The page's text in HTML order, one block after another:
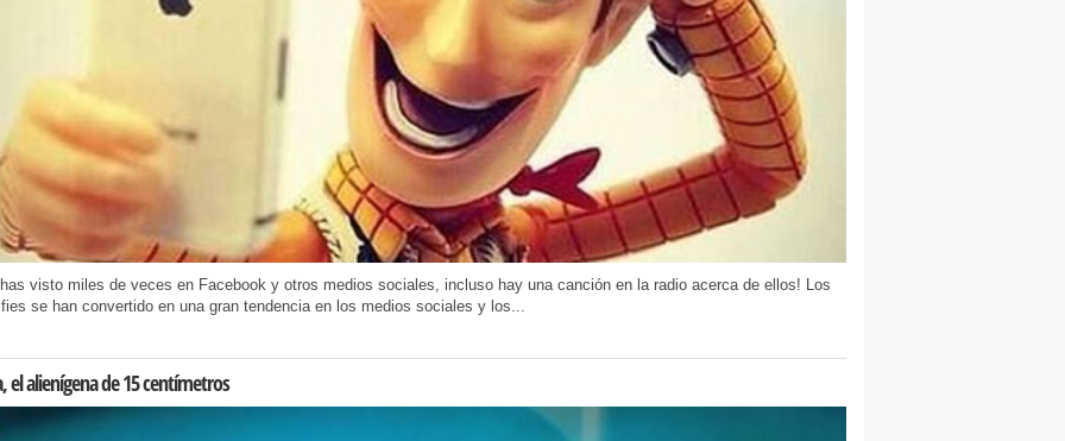
visto miles de veces en Facebook y otros medios sociales, incluso hay una canción en la radio acerca de ellos! Los
se han convertido en una gran tendencia en los medios sociales y los...
el alienígena de 15 centímetros